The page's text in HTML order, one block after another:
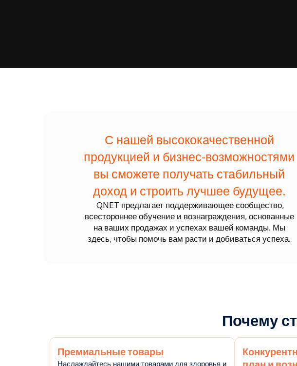
С нашей высококачественной
продукцией и бизнес-возможностями
вы сможете получать стабильный
доход и строить лучшее будущее.
QNET предлагает поддерживающее сообщество,
всестороннее обучение и вознаграждения, основанные
на ваших продажах и успехах вашей команды. Мы
здесь, чтобы помочь вам расти и добиваться успеха.
Почему
Премиальные товары
Наслаждайтесь нашими товарами для здоровья и